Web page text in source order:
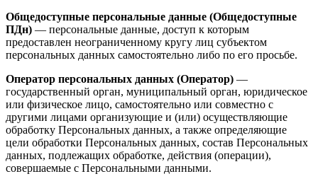
Общедоступные персональные данные (Общедоступные
ПДн) — персональные данные, доступ к которым
предоставлен неограниченному кругу лиц субъектом
персональных данных самостоятельно либо по его просьбе.
Оператор персональных данных (Оператор) —
государственный орган, муниципальный орган, юридическое
или физическое лицо, самостоятельно или совместно с
другими лицами организующие и (или) осуществляющие
обработку Персональных данных, а также определяющие
цели обработки Персональных данных, состав Персональных
данных, подлежащих обработке, действия (операции),
совершаемые с Персональными данными.